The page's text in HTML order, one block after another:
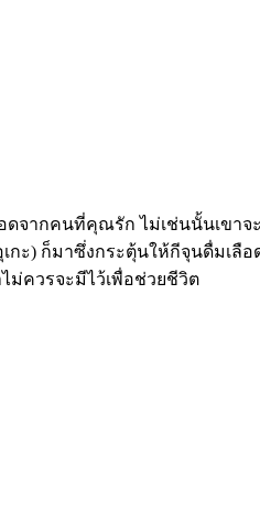
จากคนที่คุณรัก ไม่เช่นนั้นเขา
กะ) ก็มาซึ่งกระตุ้นให้กีจุนดื่มเ
ม่ควรจะมีไว้เพื่อช่วยชีวิต